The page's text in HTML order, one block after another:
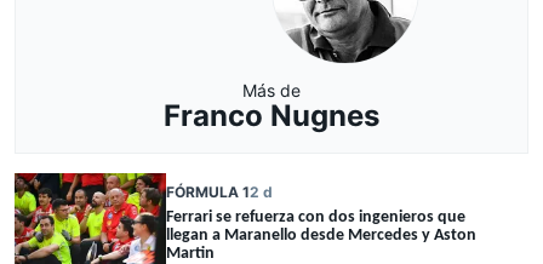
Más de
Franco Nugnes
FÓRMULA 12 d
Ferrari se refuerza con dos ingenieros que
llegan a Maranello desde Mercedes y Aston
Martin